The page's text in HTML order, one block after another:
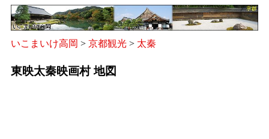
いこまいけ高岡 > 京都観光 > 太秦
東映太秦映画村 地図